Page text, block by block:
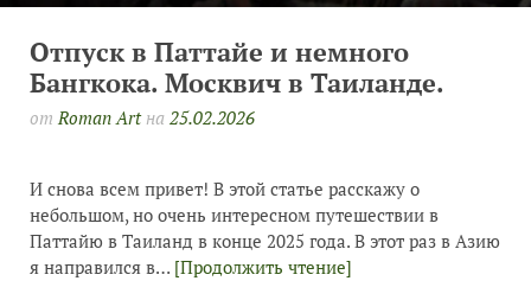
Отпуск в Паттайе и немного
Бангкока. Москвич в Таиланде.
отRoman Artна 25.02.2026
И снова всем привет! В этой статье расскажу о
небольшом, но очень интересном путешествии в
Паттайю в Таиланд в конце 2025 года. В этот раз в Азию
я направился в… [Продолжить чтение]